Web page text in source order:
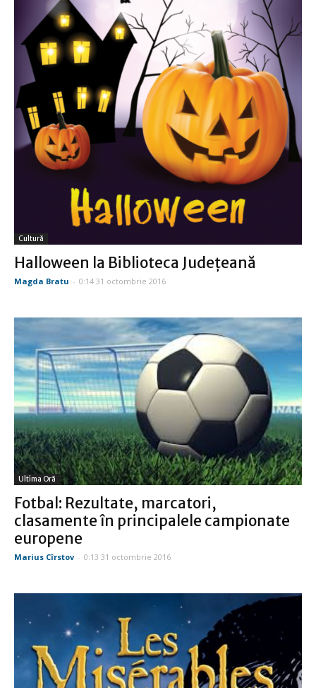
Cultură
Halloween la Biblioteca Judeţeană
Magda Bratu - 0:14 31 octombrie 2016
Ultima Oră
Fotbal: Rezultate, marcatori,
clasamente în principalele campionate
europene
Marius Cîrstov - 0:13 31 octombrie 2016